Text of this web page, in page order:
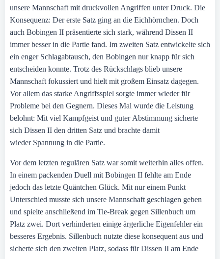
unsere Mannschaft mit druckvollen Angriffen unter Druck. Die
Konsequenz: Der erste Satz ging an die Eichhörnchen. Doch
auch Bobingen II präsentierte sich stark, während Dissen II
immer besser in die Partie fand. Im zweiten Satz entwickelte sich
ein enger Schlagabtausch, den Bobingen nur knapp für sich
entscheiden konnte. Trotz des Rückschlags blieb unsere
Mannschaft fokussiert und hielt mit großem Einsatz dagegen.
Vor allem das starke Angriffsspiel sorgte immer wieder für
Probleme bei den Gegnern. Dieses Mal wurde die Leistung
belohnt: Mit viel Kampfgeist und guter Abstimmung sicherte
sich Dissen II den dritten Satz und brachte damit
wieder Spannung in die Partie.
Vor dem letzten regulären Satz war somit weiterhin alles offen.
In einem packenden Duell mit Bobingen II fehlte am Ende
jedoch das letzte Quäntchen Glück. Mit nur einem Punkt
Unterschied musste sich unsere Mannschaft geschlagen geben
und spielte anschließend im Tie-Break gegen Sillenbuch um
Platz zwei. Dort verhinderten einige ärgerliche Eigenfehler ein
besseres Ergebnis. Sillenbuch nutzte diese konsequent aus und
sicherte sich den zweiten Platz, sodass für Dissen II am Ende